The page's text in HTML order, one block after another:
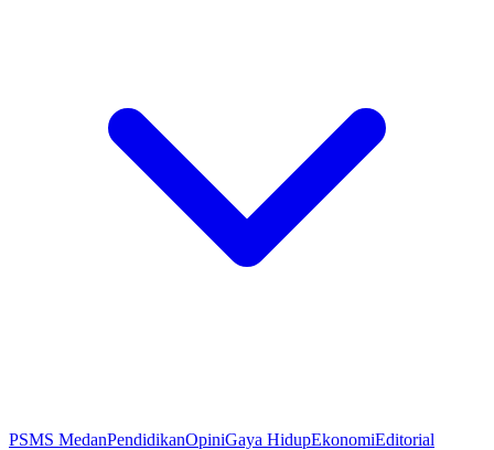
PSMS MedanPendidikanOpiniGaya HidupEkonomiEditorial